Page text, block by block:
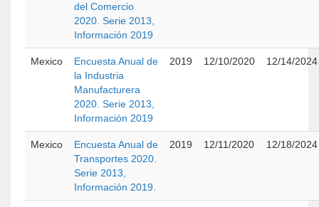
del Comercio
2020. Serie 2013,
Información 2019
Mexico
Encuesta Anual de
la Industria
Manufacturera
2020. Serie 2013,
Información 2019
2019 12/10/2020 12/14/2024
Mexico
Encuesta Anual de
Transportes 2020.
Serie 2013,
Información 2019.
2019 12/11/2020 12/18/2024